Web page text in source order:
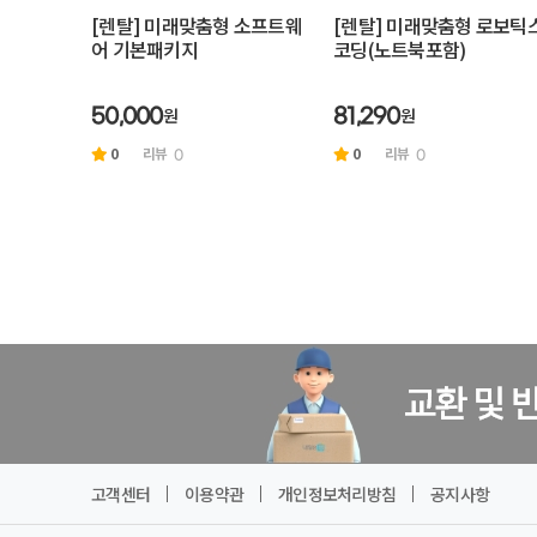
[렌탈] 미래맞춤형 소프트웨
어 기본패키지
50,000원
0 리뷰 0
[렌탈] 미래맞춤형 로보틱
코딩(노트북포함)
81,290원
0 리뷰 0
고객센터 이용약관 개인정보처리방침 공지사항